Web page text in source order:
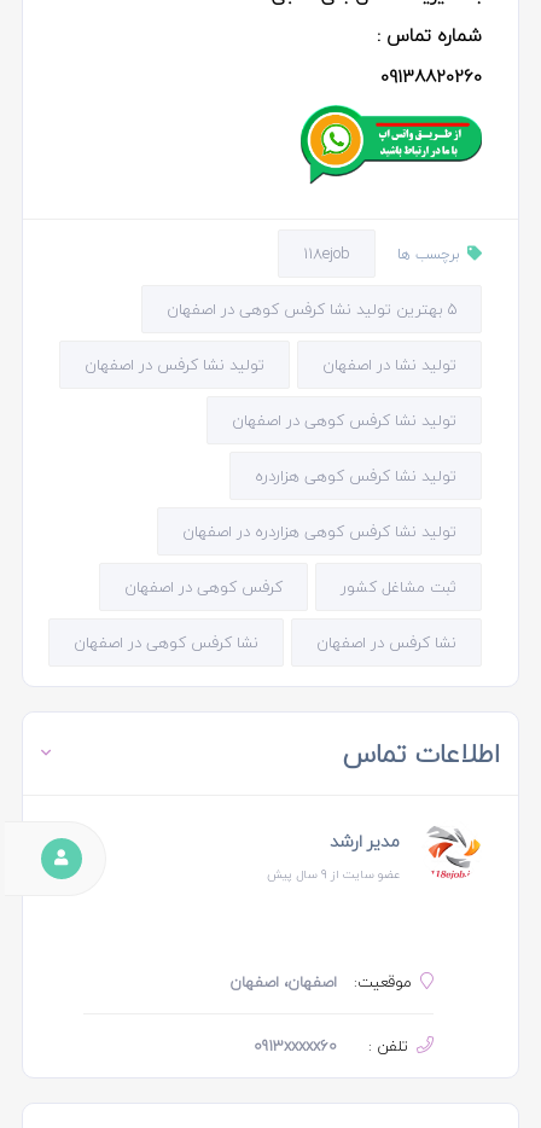
شماره تماس :
09138820260
برچسب ها 118ejob
5 بهترین تولید نشا کرفس کوهی در اصفهان
تولید نشا در اصفهان تولید نشا کرفس در اصفهان
تولید نشا کرفس کوهی در اصفهان
تولید نشا کرفس کوهی هزاردره
تولید نشا کرفس کوهی هزاردره در اصفهان
ثبت مشاغل کشور کرفس کوهی در اصفهان
نشا کرفس در اصفهان نشا کرفس کوهی در اصفهان
اطلاعات تماس
مدیر ارشد
عضو سایت از 9 سال پیش
موقعیت: اصفهان، اصفهان
تلفن : 0913xxxxx60